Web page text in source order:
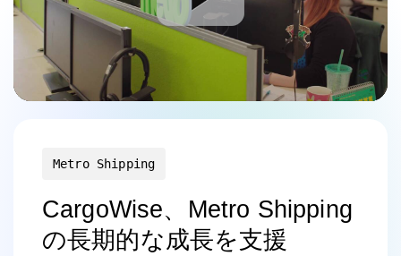
Metro Shipping
CargoWise、Metro Shipping
の長期的な成長を支援